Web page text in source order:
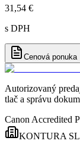
31,54 €
s DPH
Cenová ponuka
Autorizovaný
tlač a správu
Canon Accredited
KONTURA